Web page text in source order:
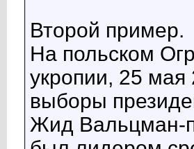
Второй пример.
На польском
укропии, 25
выборы
Жид Вальцман-